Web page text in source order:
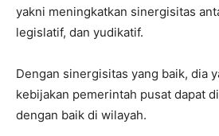
yakni meningkatkan sinergisitas
legislatif, dan yudikatif.
Dengan sinergisitas yang baik, dia
kebijakan pemerintah pusat dapat
dengan baik di wilayah.